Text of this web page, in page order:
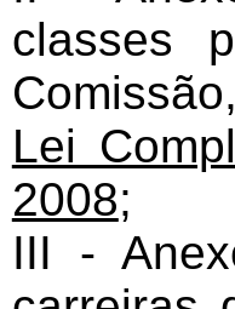
classes
Lei
2008;
III -